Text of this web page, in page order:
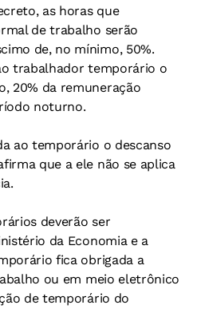
as horas que
de trabalho serão
de, no mínimo, 50%.
trabalhador temporário o
20% da remuneração
noturno.
ao temporário o descanso
que a ele não se aplica
deverão ser
da Economia e a
fica obrigada a
ou em meio eletrônico
de temporário do